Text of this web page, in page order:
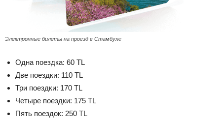
Электронные билеты на проезд в Стамбуле
Одна поездка: 60 TL
Две поездки: 110 TL
Три поездки: 170 TL
Четыре поездки: 175 TL
Пять поездок: 250 TL